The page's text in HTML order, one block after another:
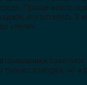
Проще всего
что осталось 3
«нуля».
только колодки, но